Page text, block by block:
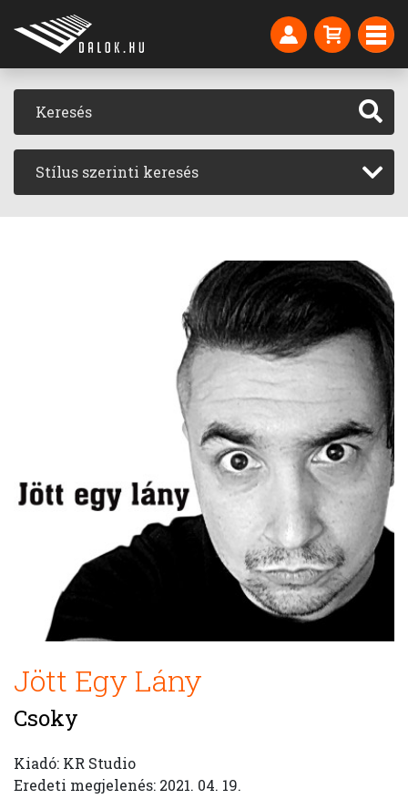
Stílus szerinti keresés
Jött Egy Lány
Csoky
Kiadó: KR Studio
Eredeti megjelenés: 2021. 04. 19.